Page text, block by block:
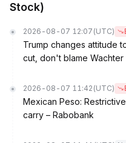
Stock)
2026-08-07 12:07 (UTC)
Trump changes attitude
cut, don't blame Wachter
2026-08-07 11:42 (UTC)
Mexican Peso:
carry – Rabobank